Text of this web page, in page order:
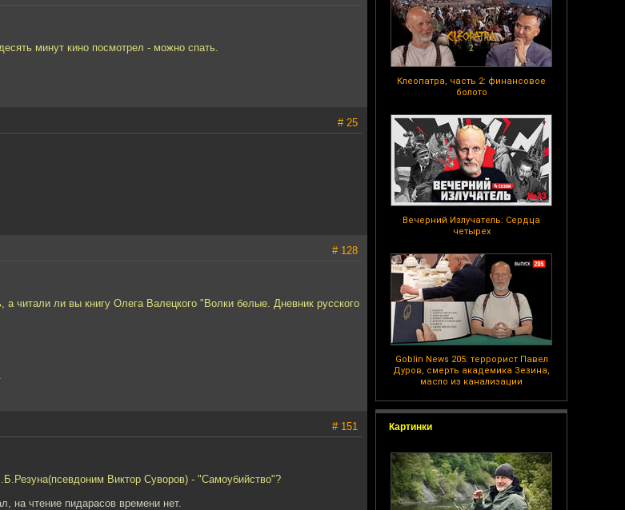
Клеопатра, часть 2: финансовое
болото
Вечерний Излучатель: Сердца
четырех
Goblin News 205: террорист Павел
Дуров, смерть академика Зезина,
масло из канализации
Картинки
минут кино посмотрел - можно спать.
# 25
# 128
а читали ли вы книгу Олега Валецкого "Волки белые. Дневник русского
# 151
Виктор Суворов) - "Самоубийство"?
на чтение пидарасов времени нет.